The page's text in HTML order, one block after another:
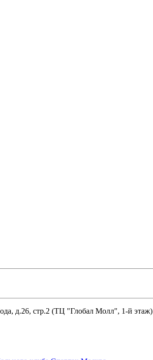
д.26, стр.2 (ТЦ "Глобал Молл", 1-й этаж)